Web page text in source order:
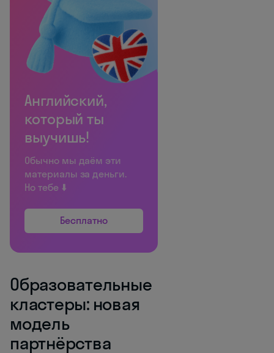
Английский,
который ты
выучишь!
Обычно мы даём эти
материалы за деньги.
Но тебе ⬇️
Бесплатно
Образовательные
кластеры: новая
модель
партнёрства